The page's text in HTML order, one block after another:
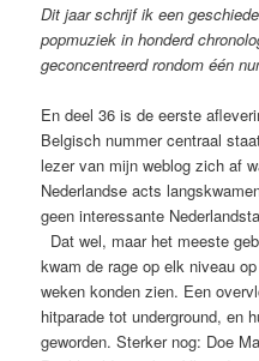
Dit jaar schrijf ik een
popmuziek in honderd
geconcentreerd rondom één
En deel 36 is de eerste
Belgisch nummer centraal
lezer van mijn weblog zich af
Nederlandse acts
geen interessante
Dat wel, maar het meeste
kwam de rage op elk niveau
weken konden zien. Een
hitparade tot underground, en
geworden. Sterker nog: Doe